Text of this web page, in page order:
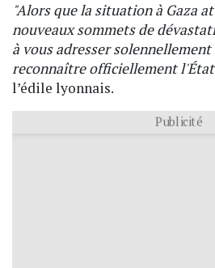
"Alors que la situation à Gaza
nouveaux sommets de
à vous adresser
reconnaître officiellement l'État
l’édile lyonnais.
Publicité